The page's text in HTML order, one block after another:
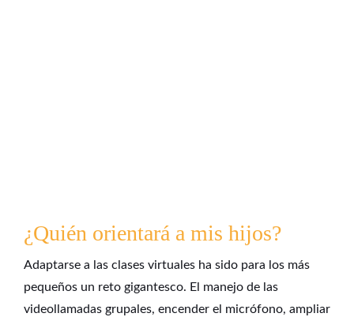
¿Quién orientará a mis hijos?
Adaptarse a las clases virtuales ha sido para los más
pequeños un reto gigantesco. El manejo de las
videollamadas grupales, encender el micrófono, ampliar